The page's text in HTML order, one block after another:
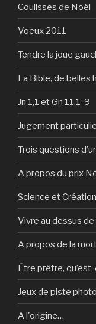
Coulisses de Noël
Voeux 2011
Tendre la joue
La Bible, de belles
Jn 1,1 et Gn 11,1-9
Jugement
Trois questions
A propos du prix
Science et Création
Vivre au dessus
A propos de la
Être prêtre,
Jeux de piste
A l'origine…